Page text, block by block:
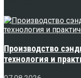
Производство
технология и